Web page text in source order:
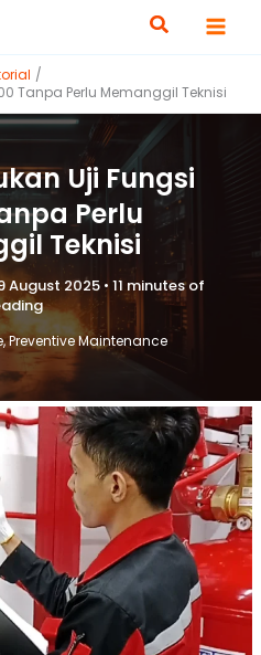
Tanpa Perlu Memanggil Teknisi
Uji Fungsi
Perlu
Teknisi
August 2025 •11 minutes of
,Preventive Maintenance